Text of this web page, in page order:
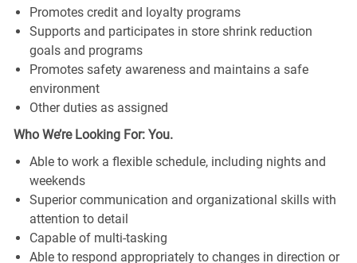
Promotes credit and loyalty programs
Supports and participates in store shrink reduction
goals and programs
Promotes safety awareness and maintains a safe
environment
Other duties as assigned
Who We’re Looking For: You.
Able to work a flexible schedule, including nights and
weekends
Superior communication and organizational skills with
attention to detail
Capable of multi-tasking
Able to respond appropriately to changes in direction or